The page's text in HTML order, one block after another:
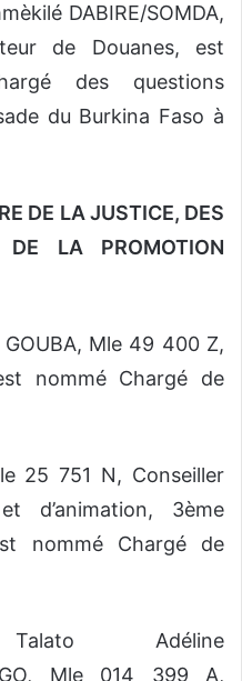
DABIRE/SOMDA,
de Douanes, est
des questions
du Burkina Faso à
DE LA JUSTICE, DES
LA PROMOTION
Mle 49 400 Z,
nommé Chargé de
25 751 N, Conseiller
d’animation, 3ème
nommé Chargé de
Adéline
Mle 014 399 A,